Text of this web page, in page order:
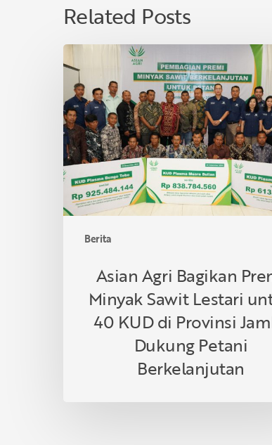
Related Posts
Berita
Asian
Agri
Bagikan
Premi
Minyak
Sawit
Lestari
untuk
40
KUD
Provinsi
Dukung
Petani
Berkelanjutan
Asian Agri Bagikan
Minyak Sawit Lestari
40 KUD di Provinsi
Dukung Petani
Berkelanjutan